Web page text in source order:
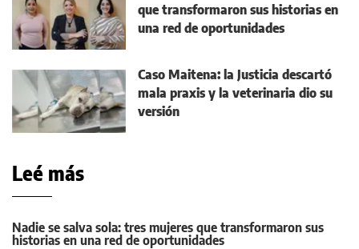
que transformaron sus historias en
una red de oportunidades
Caso Maitena: la Justicia descartó
mala praxis y la veterinaria dio su
versión
Leé más
Nadie se salva sola: tres mujeres que transformaron sus
historias en una red de oportunidades